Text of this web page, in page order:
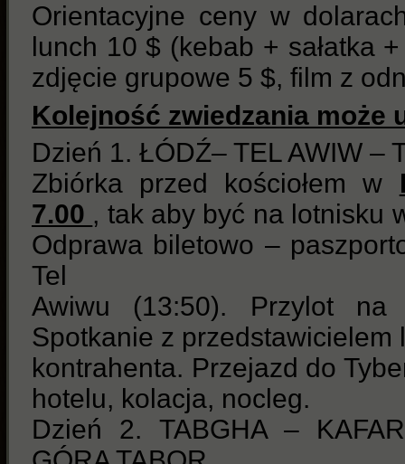
Orientacyjne ceny w
lunch 10 $ (kebab + sałatka
zdjęcie grupowe 5 $, film z
Kolejność zwiedzania może
Dzień 1. ŁÓDŹ– TEL AWIW –
Zbiórka przed kościołem w
7.00 , tak aby być na lotnisku
Odprawa biletowo –
Tel
Awiwu (13:50). Przylot na
Spotkanie z przedstawicielem
kontrahenta. Przejazd do
hotelu, kolacja, nocleg.
Dzień 2. TABGHA –